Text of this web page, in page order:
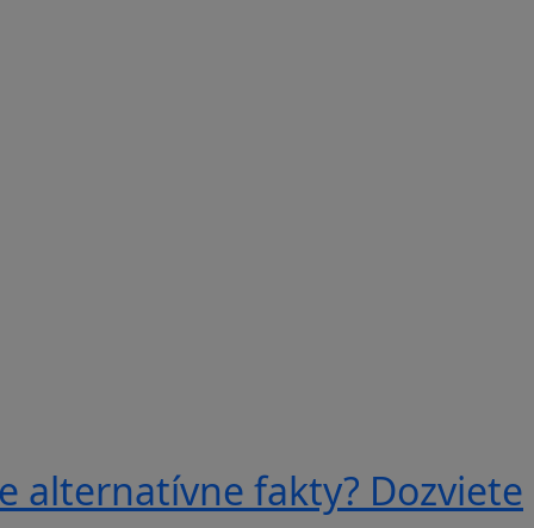
alternatívne fakty? Dozviete